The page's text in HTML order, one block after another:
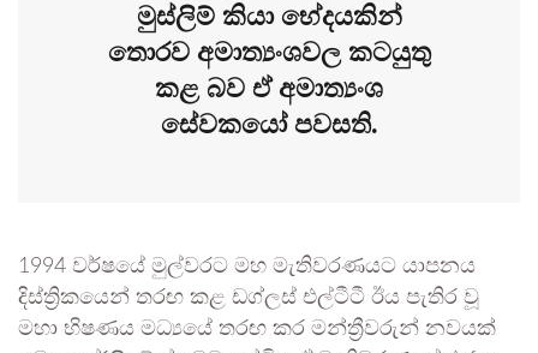
මුස්ලිම් කියා භේදයකින්
තොරව අමාත්‍යංශවල කටයුතු
කළ බව ඒ අමාත්‍යංශ
සේවකයෝ පවසති.
1994 වර්ෂයේ මුල්වරට මහ මැතිවරණයට යාපනය
දිස්ත්‍රිකයෙන් තරඟ කළ ඩග්ලස් එල්ටීටී ඊය පැතිර වූ
මහා භිෂණය මධ්‍යයේ තරඟ කර මන්ත්‍රීවරුන් නවයක්